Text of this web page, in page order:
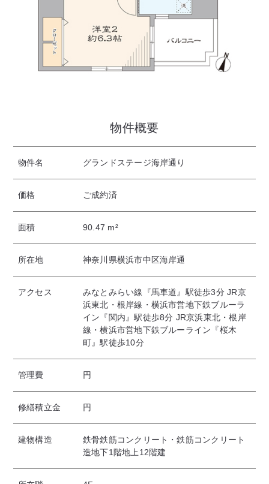
物件概要
物件名 グランドステージ海岸通り
価格 ご成約済
面積 90.47 m²
所在地 神奈川県横浜市中区海岸通
アクセス
みなとみらい線『馬車道』駅徒歩3分 JR京
浜東北・根岸線・横浜市営地下鉄ブルーラ
イン『関内』駅徒歩8分 JR京浜東北・根岸
線・横浜市営地下鉄ブルーライン『桜木
町』駅徒歩10分
管理費 円
修繕積立金 円
建物構造
鉄骨鉄筋コンクリート・鉄筋コンクリート
造地下1階地上12階建